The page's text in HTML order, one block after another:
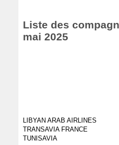
Liste des
mai 2025
LIBYAN ARAB AIRLINES
TRANSAVIA FRANCE
TUNISAVIA